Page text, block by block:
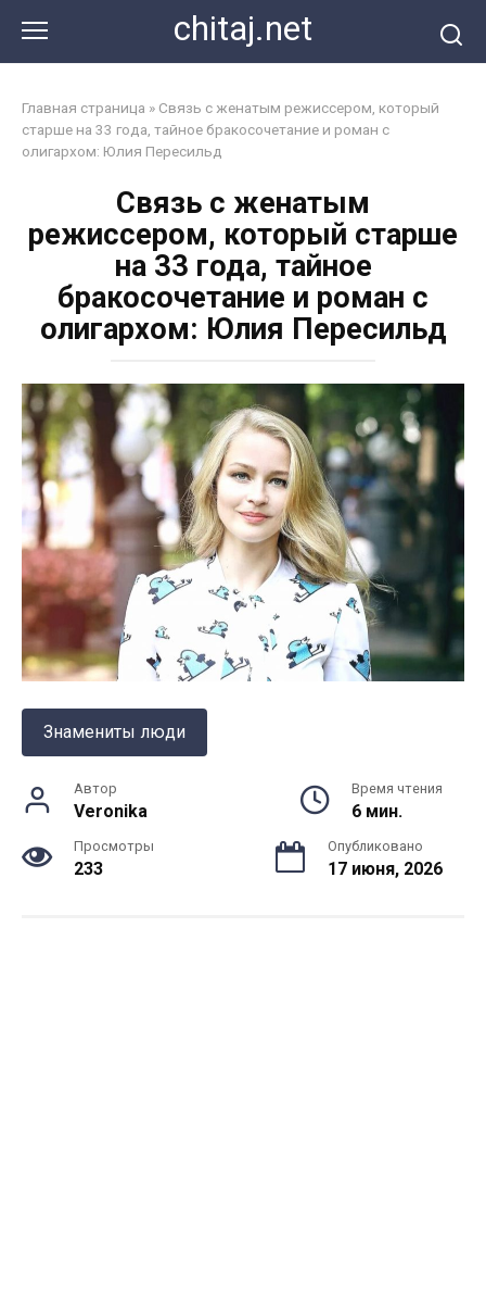
контенту
chitaj.net
Главная страница » Связь с женатым режиссером, который
старше на 33 года, тайное бракосочетание и роман с
олигархом: Юлия Пересильд
Связь с женатым
режиссером, который старше
на 33 года, тайное
бракосочетание и роман с
олигархом: Юлия Пересильд
Знамениты люди
Автор
Veronika
Время чтения
6 мин.
Просмотры
233
Опубликовано
17 июня, 2026